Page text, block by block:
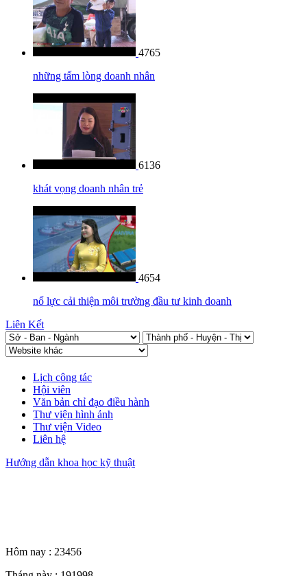
4765
những tấm lòng doanh nhân
6136
khát vọng doanh nhân trẻ
4654
nổ lực cải thiện môi trường đầu tư kinh doanh
Liên Kết
Lịch công tác
Hội viên
Văn bản chỉ đạo điều hành
Thư viện hình ảnh
Thư viện Video
Liên hệ
Hướng dẫn khoa học kỹ thuật
Hôm nay : 23456